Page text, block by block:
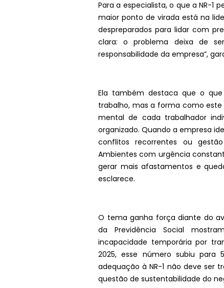
Para a especialista, o que a NR-1
maior ponto de virada está na
despreparados para lidar com
clara: o problema deixa de
responsabilidade da empresa”,
Ela também destaca que o
trabalho, mas a forma como este
mental de cada trabalhador
organizado. Quando a empresa
conflitos recorrentes ou
Ambientes com urgência
gerar mais afastamentos e
esclarece.
O tema ganha força diante do
da Previdência Social
incapacidade temporária por
2025, esse número subiu para
adequação à NR-1 não deve ser
questão de sustentabilidade do